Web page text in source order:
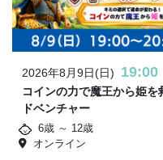
2026年8月9日(日) 19:00
コインの力で魔王から姫を
ドベンチャー
6歳 ～ 12歳
オンライン